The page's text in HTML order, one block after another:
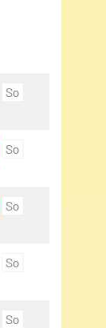
So
So
So
So
So